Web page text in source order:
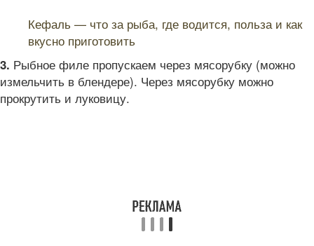
Кефаль — что за рыба, где водится, польза и как
вкусно приготовить
3. Рыбное филе пропускаем через мясорубку (можно
измельчить в блендере). Через мясорубку можно
прокрутить и луковицу.